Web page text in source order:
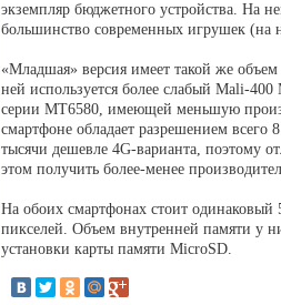
экземпляр бюджетного устройства. На
большинство современных игрушек (на
«Младшая» версия имеет такой же объем
ней используется более слабый Mali-
серии MT6580, имеющей меньшую
смартфоне обладает разрешением всего
тысячи дешевле 4G-варианта, поэтому
этом получить более-менее
На обоих смартфонах стоит
пикселей. Объем внутренней памяти у
установки карты памяти MicroSD.